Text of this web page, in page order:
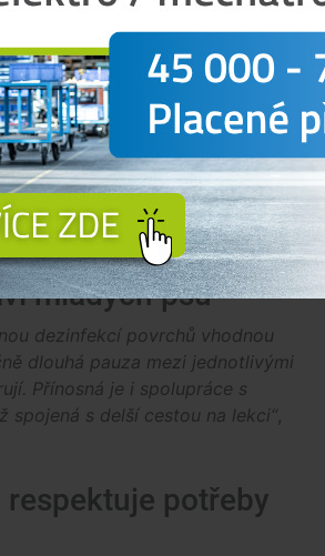
únavu i stres
kynologa, který sleduje
přetížení. Odborník dokáže určit,
které by mohla štěňata vnímat
dozorem a lektorem lekce,
lekce. Velmi důležité je také
stimulaci psích mimin“, říká
mladých psů
dezinfekcí povrchů vhodnou
dlouhá pauza mezi jednotlivými
Přínosná je i spolupráce s
s delší cestou na lekci“
potřeby